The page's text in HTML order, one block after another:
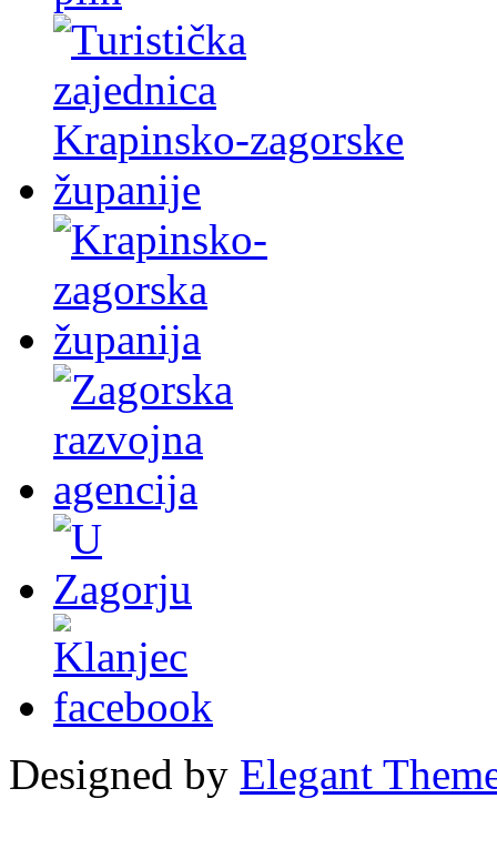
Designed by Elegant